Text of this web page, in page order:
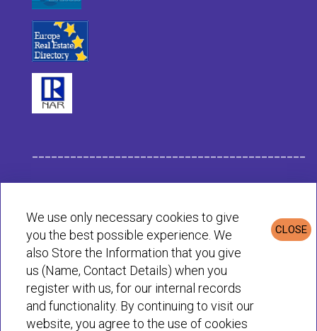
Política de Privacidad & Cookies
© Habit 2001-2025 All rights reserved
CLOSE
We use only necessary cookies to give
you the best possible experience. We
also Store the Information that you give
us (Name, Contact Details) when you
register with us, for our internal records
and functionality. By continuing to visit our
website, you agree to the use of cookies